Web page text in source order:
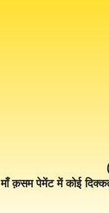
माँ क़सम पेमेंट में कोई